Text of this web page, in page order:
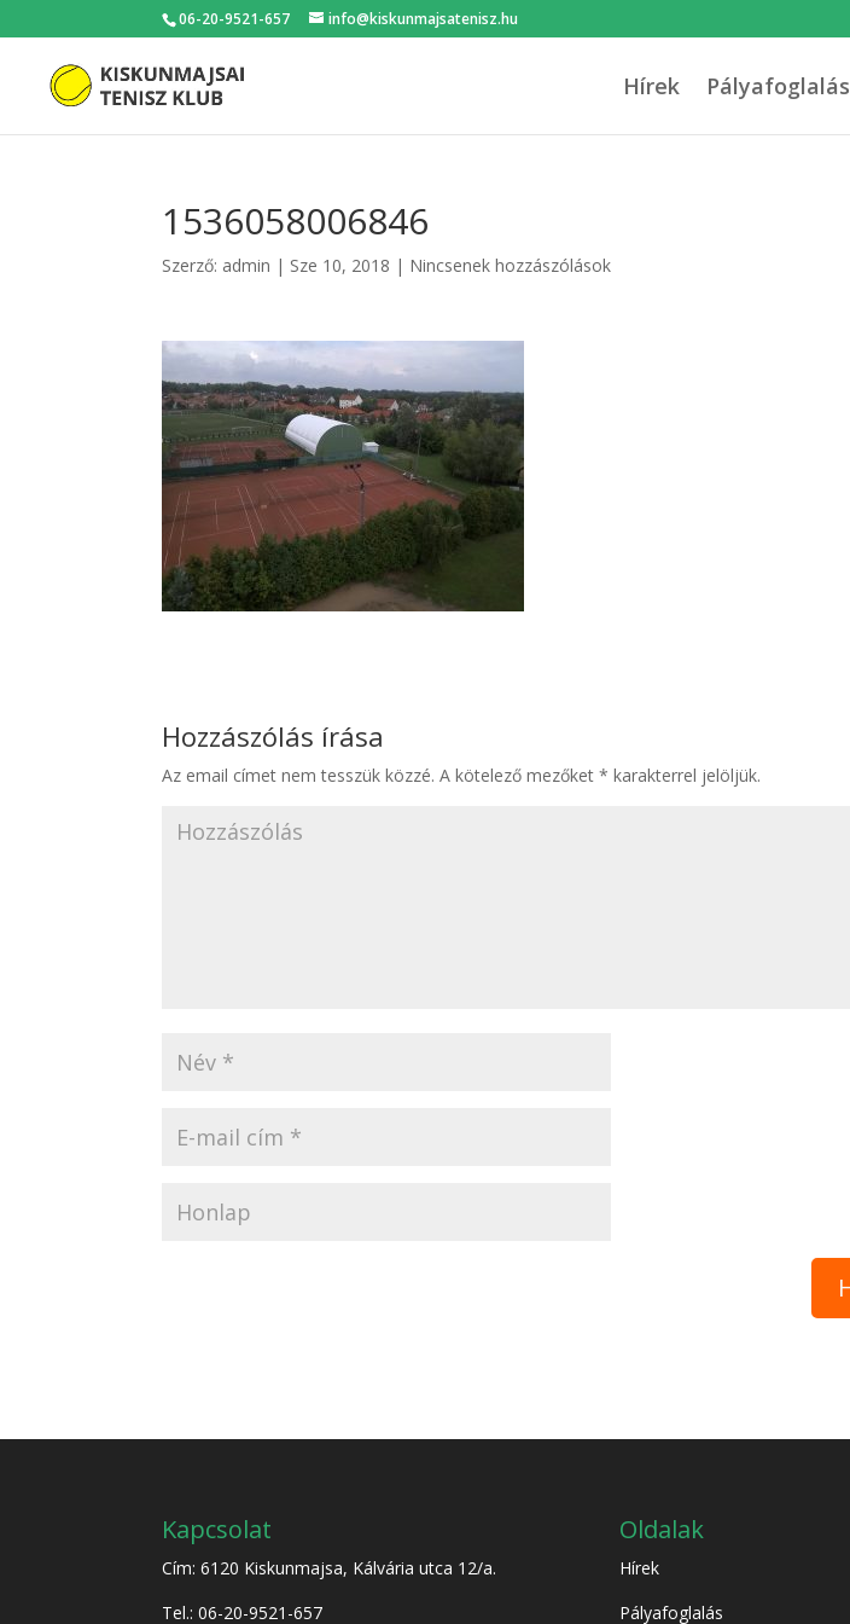
06-20-9521-657 info@kiskunmajsatenisz.hu
Hírek Pályafoglalás
1536058006846
Szerző: admin | Sze 10, 2018 | Nincsenek hozzászólások
Hozzászólás írása
Az email címet nem tesszük közzé. A kötelező mezőket* karakterrel jelöljük.
Kapcsolat
Cím: 6120 Kiskunmajsa, Kálvária utca 12/a.
Tel.: 06-20-9521-657
Oldalak
Hírek
Pályafoglalás